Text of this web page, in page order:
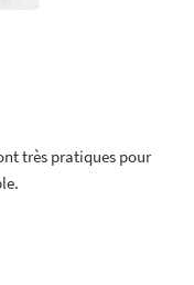
très pratiques pour